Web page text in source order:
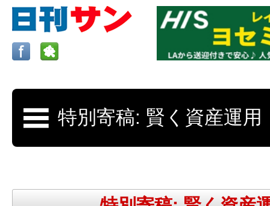
ロサンゼルスの求人、クラシファイド、地元情報など
日刊サンはロサンゼルスの日本語新